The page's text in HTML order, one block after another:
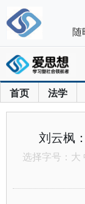
首页 法学
刘云枫
选择字号： 大
随